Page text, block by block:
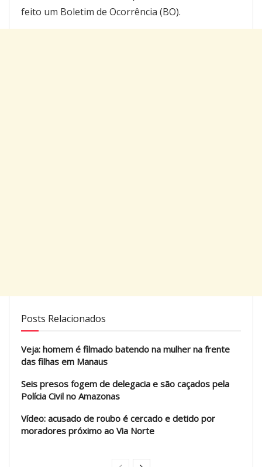
feito um Boletim de Ocorrência (BO).
Posts Relacionados
Veja: homem é filmado batendo na mulher na frente
das filhas em Manaus
Seis presos fogem de delegacia e são caçados pela
Polícia Civil no Amazonas
Vídeo: acusado de roubo é cercado e detido por
moradores próximo ao Via Norte